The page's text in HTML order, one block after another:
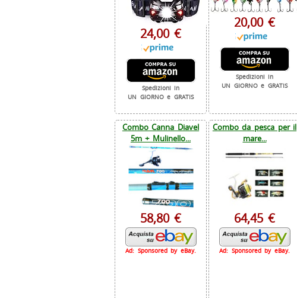
24,00 €
Spedizioni in
UN GIORNO e GRATIS
20,00 €
Spedizioni in
UN GIORNO e GRATIS
Combo Canna Diavel
5m + Mulinello...
58,80 €
Ad: Sponsored by eBay.
Combo da pesca per il
mare...
64,45 €
Ad: Sponsored by eBay.